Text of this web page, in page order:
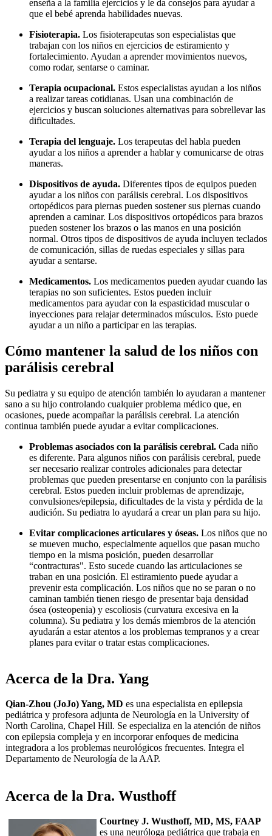
enseña a la familia ejercicios y le da consejos para ayudar a
que el bebé aprenda habilidades nuevas.
Fisioterapia. Los fisioterapeutas son especialistas que
trabajan con los niños en ejercicios de estiramiento y
fortalecimiento. Ayudan a aprender movimientos nuevos,
como rodar, sentarse o caminar.
Terapia ocupacional. Estos especialistas ayudan a los niños
a realizar tareas cotidianas. Usan una combinación de
ejercicios y buscan soluciones alternativas para sobrellevar las
dificultades.
Terapia del lenguaje. Los terapeutas del habla pueden
ayudar a los niños a aprender a hablar y comunicarse de otras
maneras.
Dispositivos de ayuda. Diferentes tipos de equipos pueden
ayudar a los niños con parálisis cerebral. Los dispositivos
ortopédicos para piernas pueden sostener sus piernas cuando
aprenden a caminar. Los dispositivos ortopédicos para brazos
pueden sostener los brazos o las manos en una posición
normal. Otros tipos de dispositivos de ayuda incluyen teclados
de comunicación, sillas de ruedas especiales y sillas para
ayudar a sentarse.
Medicamentos. Los medicamentos pueden ayudar cuando las
terapias no son suficientes. Estos pueden incluir
medicamentos para ayudar con la espasticidad muscular o
inyecciones para relajar determinados músculos. Esto puede
ayudar a un niño a participar en las terapias.
Cómo mantener la salud de los niños con
parálisis cerebral
Su pediatra y su equipo de atención también lo ayudaran a mantener
sano a su hijo controlando cualquier problema médico que, en
ocasiones, puede acompañar la parálisis cerebral. La atención
continua también puede ayudar a evitar complicaciones.
Problemas asociados con la parálisis cerebral. Cada niño
es diferente. Para algunos niños con parálisis cerebral, puede
ser necesario realizar controles adicionales para detectar
problemas que pueden presentarse en conjunto con la parálisis
cerebral. Estos pueden incluir problemas de aprendizaje,
convulsiones/epilepsia, dificultades de la vista y pérdida de la
audición. Su pediatra lo ayudará a crear un plan para su hijo.
Evitar complicaciones articulares y óseas. Los niños que no
se mueven mucho, especialmente aquellos que pasan mucho
tiempo en la misma posición, pueden desarrollar
“contracturas". Esto sucede cuando las articulaciones se
traban en una posición. El estiramiento puede ayudar a
prevenir esta complicación. Los niños que no se paran o no
caminan también tienen riesgo de presentar baja densidad
ósea (osteopenia) y escoliosis (curvatura excesiva en la
columna). Su pediatra y los demás miembros de la atención
ayudarán a estar atentos a los problemas tempranos y a crear
planes para evitar o tratar estas complicaciones.
​​Acerca de la Dra. Yang
Qian-Zhou (JoJo) Yang, MD es una especialista en epilepsia
pediátrica y profesora adjunta de Neurología en la University of
North Carolina, Chapel Hill. Se especializa en la atención de niños
con epilepsia compleja y en incorporar enfoques de medicina
integradora a​​ los problemas neurológicos frecuentes. Integra el
Departamento de Neurología de la AAP.
Acerca de la Dra. Wusthoff
Courtney J. Wusthoff, MD, MS, FAAP
es una neuróloga pediátrica que trabaja en